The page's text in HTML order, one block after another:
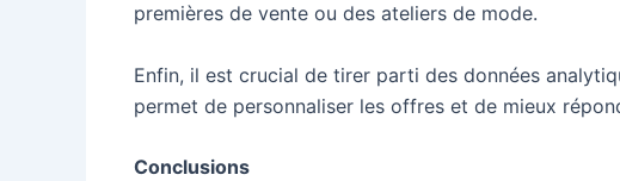
premières de vente ou des ateliers de mode.
Enfin, il est crucial de tirer parti des données
permet de personnaliser les offres et de mieux
Conclusions